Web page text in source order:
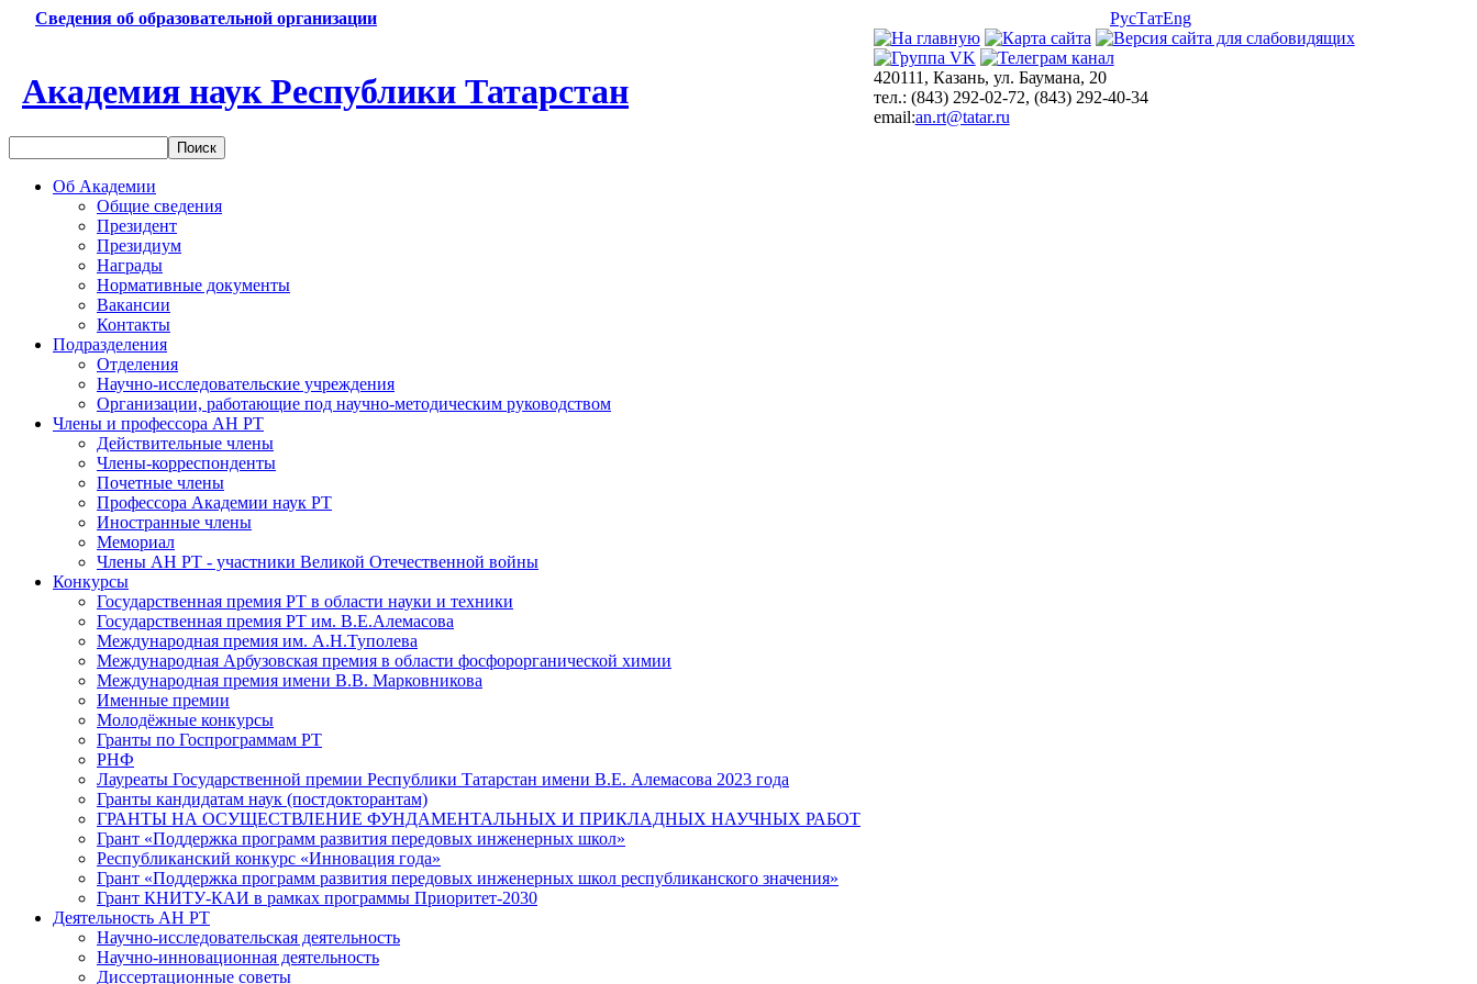
Сведения об образовательной организации РусТатEng
Академия наук Республики Татарстан
420111, Казань, ул. Баумана, 20
тел.: (843) 292-02-72, (843) 292-40-34
email:an.rt@tatar.ru
Об Академии
Общие сведения
Президент
Президиум
Награды
Нормативные документы
Вакансии
Контакты
Подразделения
Отделения
Научно-исследовательские учреждения
Организации, работающие под научно-методическим руководством
Члены и профессора АН РТ
Действительные члены
Члены-корреспонденты
Почетные члены
Профессора Академии наук РТ
Иностранные члены
Мемориал
Члены АН РТ - участники Великой Отечественной войны
Конкурсы
Государственная премия РТ в области науки и техники
Государственная премия РТ им. В.Е.Алемасова
Международная премия им. А.Н.Туполева
Международная Арбузовская премия в области фосфорорганической химии
Международная премия имени В.В. Марковникова
Именные премии
Молодёжные конкурсы
Гранты по Госпрограммам РТ
РНФ
Лауреаты Государственной премии Республики Татарстан имени В.Е. Алемасова 2023 года
Гранты кандидатам наук (постдокторантам)
ГРАНТЫ НА ОСУЩЕСТВЛЕНИЕ ФУНДАМЕНТАЛЬНЫХ И ПРИКЛАДНЫХ НАУЧНЫХ РАБОТ
Грант «Поддержка программ развития передовых инженерных школ»
Республиканский конкурс «Инновация года»
Грант «Поддержка программ развития передовых инженерных школ республиканского значения»
Грант КНИТУ-КАИ в рамках программы Приоритет-2030
Деятельность АН РТ
Научно-исследовательская деятельность
Научно-инновационная деятельность
Диссертационные советы